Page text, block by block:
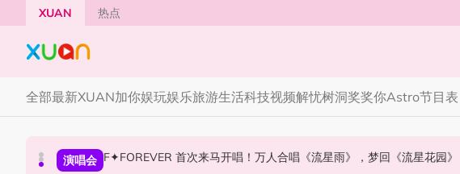
Skip to main content
XUAN 热点
全部最新XUAN加你娱玩娱乐旅游生活科技视频解忧树洞奖奖你Astro节目表
国际星闻 张员瑛频陷耍大牌争议！首度吐心声：真相终究会浮出水面！
演唱会 F✦FOREVER 首次来马开唱！万人合唱《流星雨》，梦回《流星花园》
国际星闻 CORTIS MARTIN一开口就沦陷！深情演绎JANNABI歌曲获网友狂赞！